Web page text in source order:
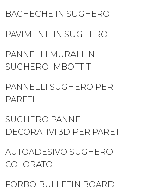
BACHECHE IN SUGHERO
PAVIMENTI IN SUGHERO
PANNELLI MURALI IN
SUGHERO IMBOTTITI
PANNELLI SUGHERO PER
PARETI
SUGHERO PANNELLI
DECORATIVI 3D PER PARETI
AUTOADESIVO SUGHERO
COLORATO
FORBO BULLETIN BOARD